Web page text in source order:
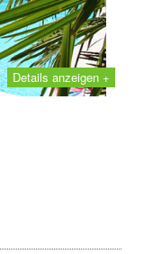
Details anzeigen +